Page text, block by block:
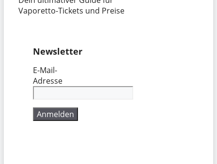
Vaporetto-Tickets und Preise
Newsletter
E-Mail-
Adresse